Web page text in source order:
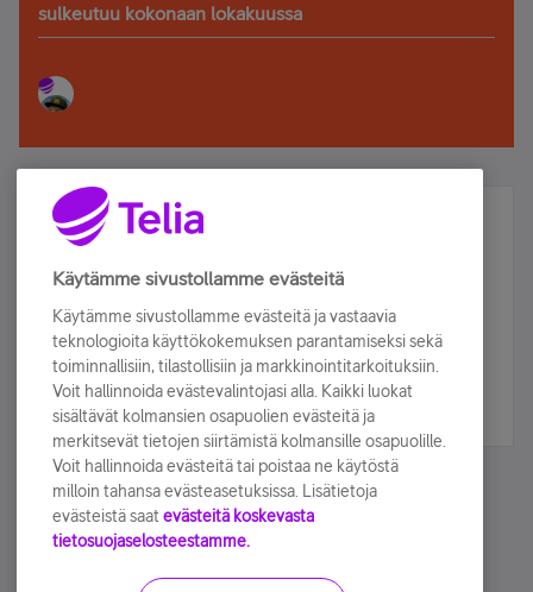
sulkeutuu kokonaan lokakuussa
Älä jää paitsi – osallistu ja voita!
Tilaa Telian uutiskirje ja olet mukana arvonnassa.
sähköpostiisi.
Tilaa nyt
Käytämme sivustollamme evästeitä
Käytämme sivustollamme evästeitä ja vastaavia
teknologioita käyttökokemuksen parantamiseksi sekä
toiminnallisiin, tilastollisiin ja markkinointitarkoituksiin.
Voit hallinnoida evästevalintojasi alla. Kaikki luokat
sisältävät kolmansien osapuolien evästeitä ja
merkitsevät tietojen siirtämistä kolmansille osapuolille.
Voit hallinnoida evästeitä tai poistaa ne käytöstä
milloin tahansa evästeasetuksissa. Lisätietoja
evästeistä saat evästeitä koskevasta
tietosuojaselosteestamme.